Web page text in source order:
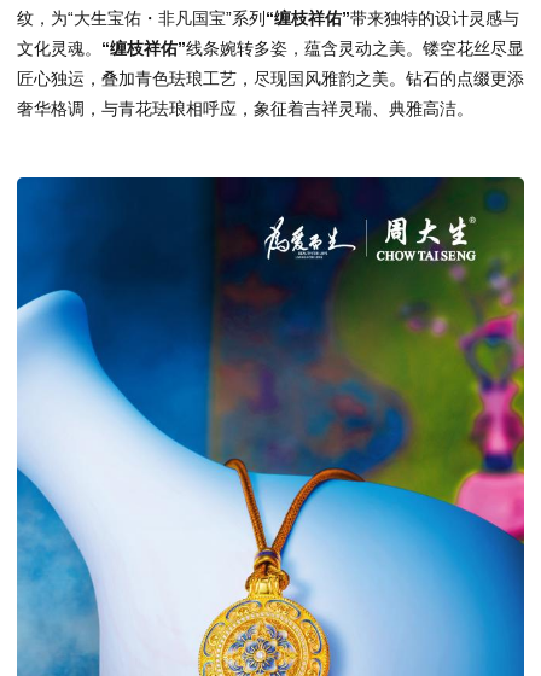
纹，为“大生宝佑・非凡国宝”系列“缠枝祥佑”带来独特的设计灵感与
文化灵魂。 “缠枝祥佑”线条婉转多姿，蕴含灵动之美。镂空花丝尽显
匠心独运，叠加青色珐琅工艺，尽现国风雅韵之美。钻石的点缀更添
奢华格调，与青花珐琅相呼应，象征着吉祥灵瑞、典雅高洁。